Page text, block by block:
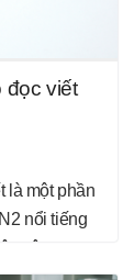
đọc viết
là một phần
nổi tiếng
nâng cao